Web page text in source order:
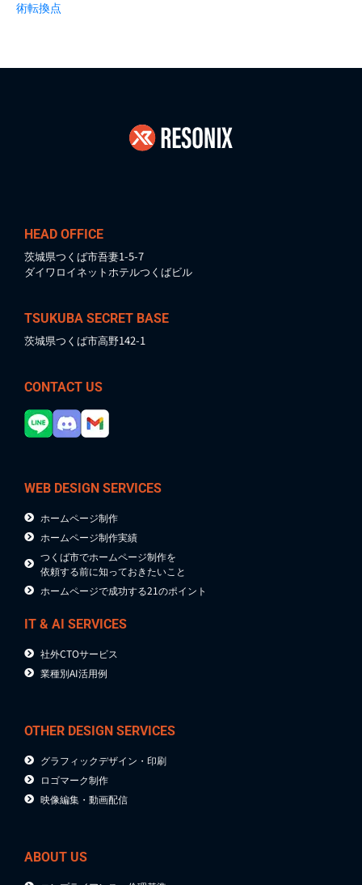
術転換点
HEAD OFFICE
茨城県つくば市吾妻1-5-7
ダイワロイネットホテルつくばビル
TSUKUBA SECRET BASE
茨城県つくば市高野142-1
CONTACT US
WEB DESIGN SERVICES
ホームページ制作
ホームページ制作実績
つくば市でホームページ制作を
依頼する前に知っておきたいこと
ホームページで成功する21のポイント
IT & AI SERVICES
社外CTOサービス
業種別AI活用例
OTHER DESIGN SERVICES
グラフィックデザイン・印刷
ロゴマーク制作
映像編集・動画配信
ABOUT US